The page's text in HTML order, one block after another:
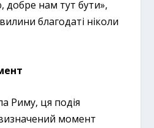
добре нам тут бути»,
благодаті ніколи
Риму, ця подія
момент